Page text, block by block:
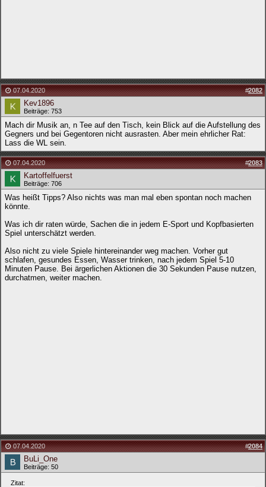
07.04.2020 #2082
Kev1896
Beiträge: 753
Mach dir Musik an, n Tee auf den Tisch, kein Blick auf die Aufstellung des
Gegners und bei Gegentoren nicht ausrasten. Aber mein ehrlicher Rat:
Lass die WL sein.
07.04.2020 #2083
Kartoffelfuerst
Beiträge: 706
Was heißt Tipps? Also nichts was man mal eben spontan noch machen
könnte.
Was ich dir raten würde, Sachen die in jedem E-Sport und Kopfbasierten
Spiel unterschätzt werden.
Also nicht zu viele Spiele hintereinander weg machen. Vorher gut
schlafen, gesundes Essen, Wasser trinken, nach jedem Spiel 5-10
Minuten Pause. Bei ärgerlichen Aktionen die 30 Sekunden Pause nutzen,
durchatmen, weiter machen.
07.04.2020 #2084
BuLi_One
Beiträge: 50
Zitat: